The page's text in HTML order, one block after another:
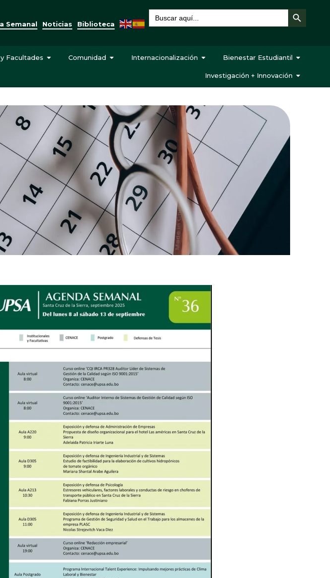
Semanal Noticias Biblioteca
Buscar: Botón de búsqueda
Facultades Comunidad Internacionalización Bienestar Estudiantil
Investigación + Innovación